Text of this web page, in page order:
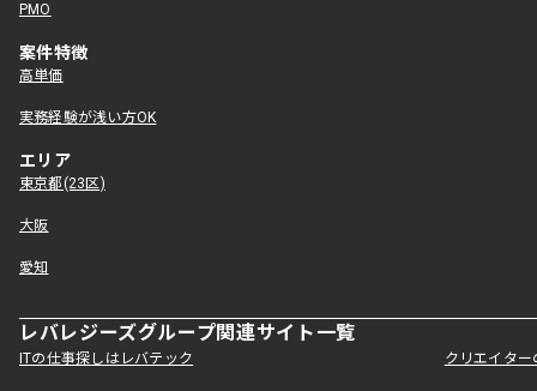
PMO
案件特徴
高単価
実務経験が浅い方OK
エリア
東京都(23区)
大阪
愛知
レバレジーズグループ関連サイト一覧
ITの仕事探しはレバテック クリエイタ